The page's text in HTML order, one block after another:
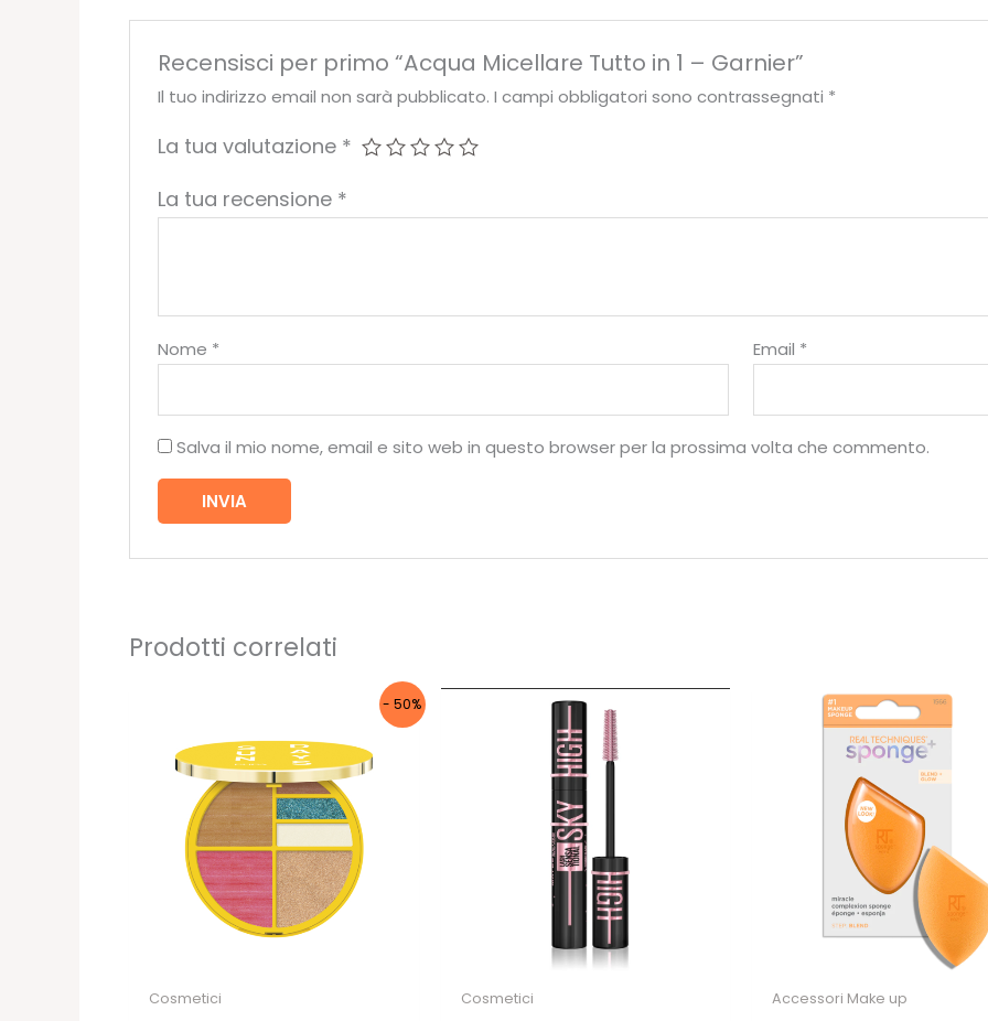
Recensisci per primo “Acqua Micellare Tutto in 1 – Garnier”
Il tuo indirizzo email non sarà pubblicato. I campi obbligatori sono contrassegnati *
La tua valutazione *
La tua recensione *
Nome * Email *
Salva il mio nome, email e sito web in questo browser per la prossima volta che commento.
Prodotti correlati
- 50%
Cosmetici Cosmetici Accessori Make up
10%
Iscriviti per ricevere il tuo sconto
Autorizzo il trattamento dei dati
Non inviamo spam! Leggi la nostra
Informativa
sulla privacy
per avere maggiori informazioni.